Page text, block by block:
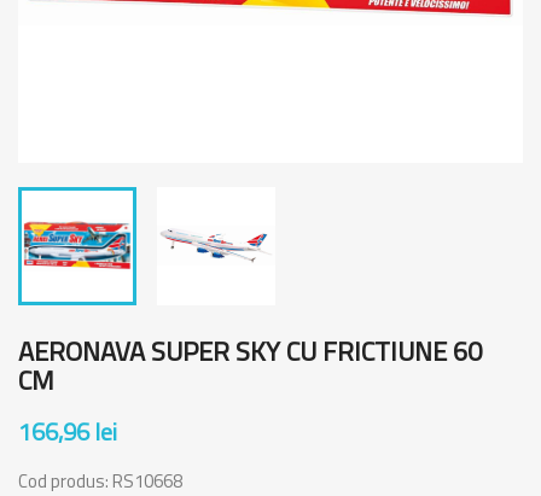
AERONAVA SUPER SKY CU FRICTIUNE 60
CM
166,96 lei
Cod produs: RS10668